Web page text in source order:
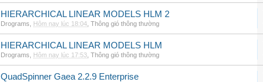
HIERARCHICAL LINEAR MODELS HLM 2
Drograms Hôm nay lúc 18:04 Thông gió thông thường
HIERARCHICAL LINEAR MODELS HLM
Drograms Hôm nay lúc 17:53 Thông gió thông thường
QuadSpinner Gaea 2.2.9 Enterprise